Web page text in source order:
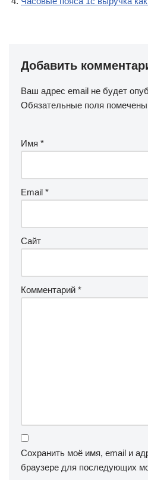
Добавить
Ваш адрес email не будет
Обязательные поля помечены
Имя *
Email *
Сайт
Комментарий *
Сохранить моё имя, email и
браузере для последующих